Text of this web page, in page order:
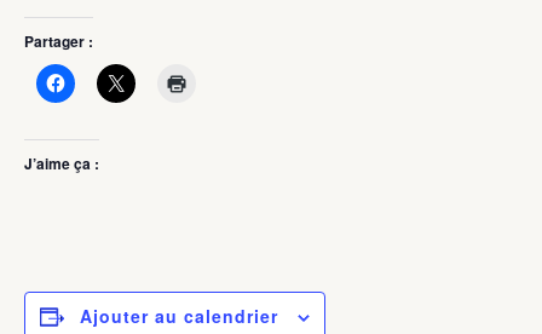
Partager :
J’aime ça :
Ajouter au calendrier